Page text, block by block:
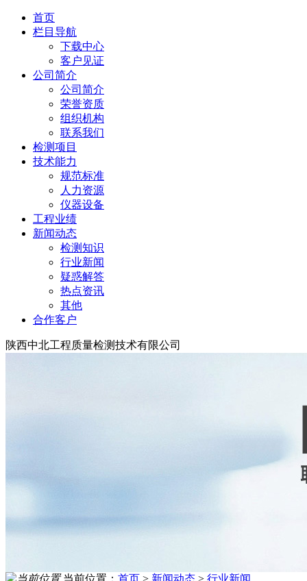
首页
栏目导航
下载中心
客户见证
公司简介
公司简介
荣誉资质
组织机构
联系我们
检测项目
技术能力
规范标准
人力资源
仪器设备
工程业绩
新闻动态
检测知识
行业新闻
疑惑解答
热点资讯
其他
合作客户
陕西中北工程质量检测技术有限公司
当前位置： 首页 > 新闻动态 > 行业新闻